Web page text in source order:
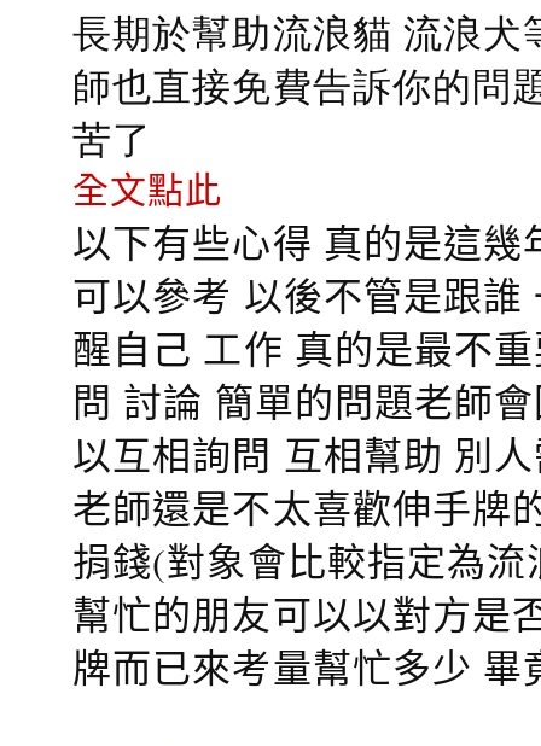
長期於幫助流浪貓 流浪
師也直接免費告訴你的問
苦了
全文點此
以下有些心得 真的是這
可以參考 以後不管是跟
醒自己 工作 真的是最不
問 討論 簡單的問題老師
以互相詢問 互相幫助 別
老師還是不太喜歡伸手牌
捐錢(對象會比較指定為
幫忙的朋友可以以對方是
牌而已來考量幫忙多少